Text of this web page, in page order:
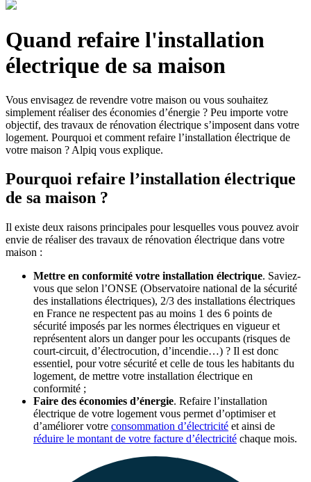
Quand refaire l'installation
électrique de sa maison
Vous envisagez de revendre votre maison ou vous souhaitez
simplement réaliser des économies d’énergie ? Peu importe votre
objectif, des travaux de rénovation électrique s’imposent dans votre
logement. Pourquoi et comment refaire l’installation électrique de
votre maison ? Alpiq vous explique.
Pourquoi refaire l’installation électrique
de sa maison ?
Il existe deux raisons principales pour lesquelles vous pouvez avoir
envie de réaliser des travaux de rénovation électrique dans votre
maison :
Mettre en conformité votre installation électrique. Saviez-
vous que selon l’ONSE (Observatoire national de la sécurité
des installations électriques), 2/3 des installations électriques
en France ne respectent pas au moins 1 des 6 points de
sécurité imposés par les normes électriques en vigueur et
représentent alors un danger pour les occupants (risques de
court-circuit, d’électrocution, d’incendie…) ? Il est donc
essentiel, pour votre sécurité et celle de tous les habitants du
logement, de mettre votre installation électrique en
conformité ;
Faire des économies d’énergie. Refaire l’installation
électrique de votre logement vous permet d’optimiser et
d’améliorer votre consommation d’électricité et ainsi de
réduire le montant de votre facture d’électricité chaque mois.